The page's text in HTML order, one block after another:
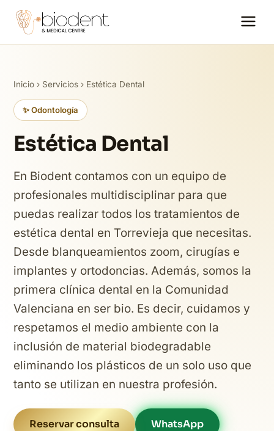
Inicio › Servicios › Estética Dental
✨ Odontología
Estética Dental
En Biodent contamos con un equipo de
profesionales multidisciplinar para que
puedas realizar todos los tratamientos de
estética dental en Torrevieja que necesitas.
Desde blanqueamientos zoom, cirugías e
implantes y ortodoncias. Además, somos la
primera clínica dental en la Comunidad
Valenciana en ser bio. Es decir, cuidamos y
respetamos el medio ambiente con la
inclusión de material biodegradable
eliminando los plásticos de un solo uso que
tanto se utilizan en nuestra profesión.
Reservar consulta WhatsApp